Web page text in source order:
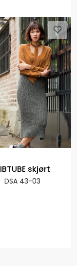
skjørt
DSA 43-03